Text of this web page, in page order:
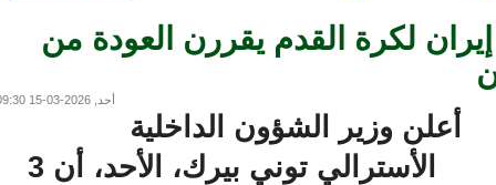
لكرة القدم يقررن العودة من
أعلن وزير الشؤون الداخلية
الأسترالي توني بيرك، الأحد، أن 3